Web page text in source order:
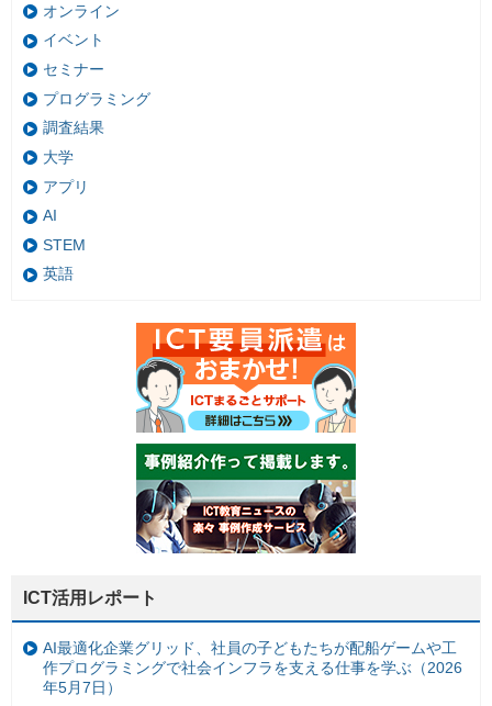
オンライン
イベント
セミナー
プログラミング
調査結果
大学
アプリ
AI
STEM
英語
ICT活用レポート
AI最適化企業グリッド、社員の子どもたちが配船ゲームや工
作プログラミングで社会インフラを支える仕事を学ぶ（2026
年5月7日）